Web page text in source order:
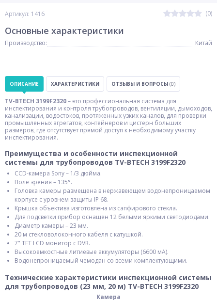
Артикул: 1416 (0)
Основные характеристики
Производство: Китай
ОПИСАНИЕ ХАРАКТЕРИСТИКИ ОТЗЫВЫ И ВОПРОСЫ (0)
TV-BTECH 3199F2320– это профессиональная система для
инспектирования и контроля трубопроводов, вентиляции, дымоходов,
канализации, водостоков, протяженных узких каналов, для проверки
промышленных агрегатов, контейнеров и цистерн больших
размеров, где отсутствует прямой доступ к необходимому участку
инспектирования.
Преимущества и особенности инспекционной
системы для трубопроводов TV-BTECH 3199F2320
CCD-камера Sony – 1/3 дюйма.
Поле зрения – 135°.
Головка камеры размещена в нержавеющем водонепроницаемом
корпусе с уровнем защиты IP 68.
Крышка объектива изготовлена из сапфирового стекла.
Для подсветки прибор оснащен 12 белыми яркими светодиодами.
Диаметр камеры – 23 мм.
20 м стекловолоконного кабеля с катушкой.
7" TFT LCD монитор с DVR.
Высокоемкостные литиевые аккумуляторы (6600 мА).
Водонепроницаемый чемодан со всеми комплектующими.
Технические характеристики инспекционной системы
для трубопроводов (23 мм, 20 м) TV-BTECH 3199F2320
Камера